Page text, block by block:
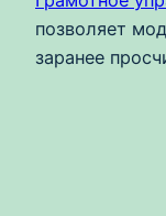
позволяет
заранее